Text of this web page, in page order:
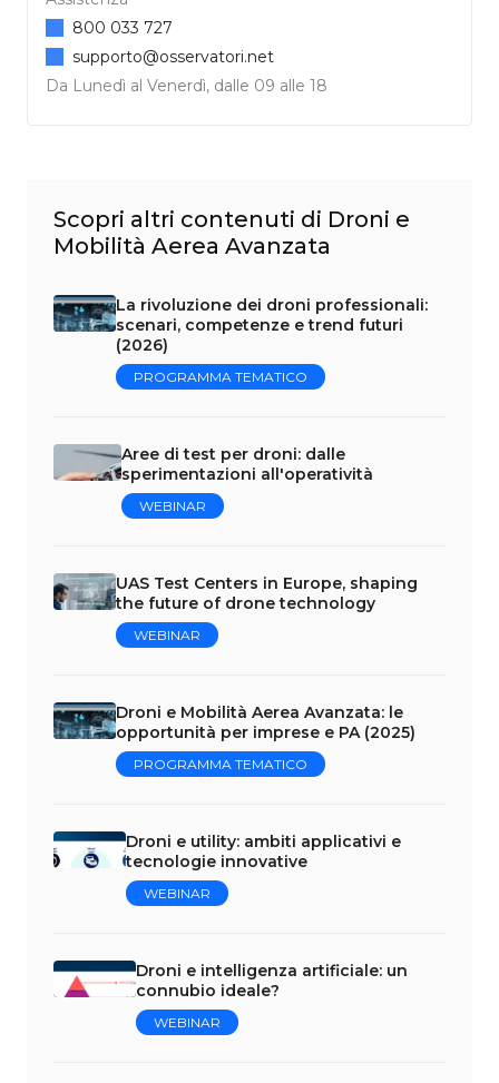
Da Lunedì al Venerdì, dalle 09 alle 18
800 033 727
supporto@osservatori.net
Scopri altri contenuti di Droni e
Mobilità Aerea Avanzata
La rivoluzione dei droni professionali:
scenari, competenze e trend futuri
(2026)
PROGRAMMA TEMATICO
Aree di test per droni: dalle
sperimentazioni all'operatività
WEBINAR
UAS Test Centers in Europe, shaping
the future of drone technology
WEBINAR
Droni e Mobilità Aerea Avanzata: le
opportunità per imprese e PA (2025)
PROGRAMMA TEMATICO
Droni e utility: ambiti applicativi e
tecnologie innovative
WEBINAR
Droni e intelligenza artificiale: un
connubio ideale?
WEBINAR